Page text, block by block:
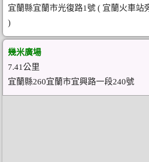
宜蘭縣宜蘭市光復路1號 ( 宜蘭火車站
)
幾米廣場
7.41公里
宜蘭縣260宜蘭市宜興路一段240號